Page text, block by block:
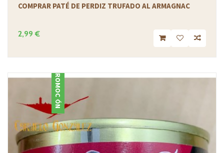
COMPRAR PATÉ DE PERDIZ TRUFADO AL ARMAGNAC
2,99 €
PROMOCIÓN